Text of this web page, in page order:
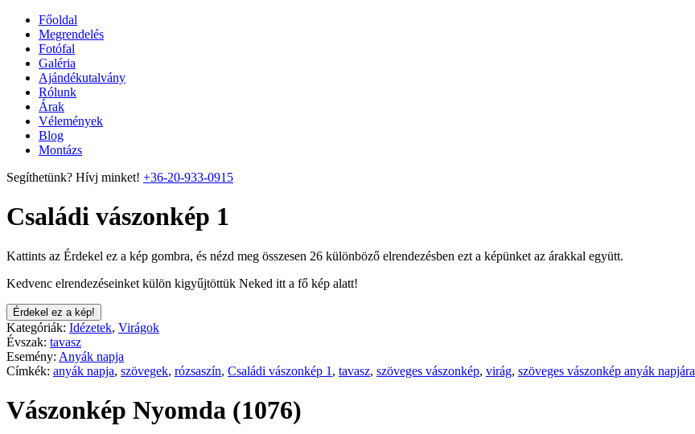
Főoldal
Megrendelés
Fotófal
Galéria
Ajándékutalvány
Rólunk
Árak
Vélemények
Blog
Montázs
Segíthetünk? Hívj minket! +36-20-933-0915
Családi vászonkép 1
Kattints az Érdekel ez a kép gombra, és nézd meg összesen 26 különböző elrendezésben ezt a képünket az árakkal együtt.
Kedvenc elrendezéseinket külön kigyűjtöttük Neked itt a fő kép alatt!
Érdekel ez a kép!
Kategóriák: Idézetek, Virágok
Évszak: tavasz
Esemény: Anyák napja
Címkék: anyák napja, szövegek, rózsaszín, Családi vászonkép 1 , tavasz, szöveges vászonkép, virág, szöveges vászonkép anyák napjára
Vászonkép Nyomda (1076)